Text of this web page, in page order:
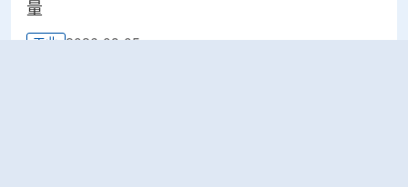
量
工业 2026-08-05